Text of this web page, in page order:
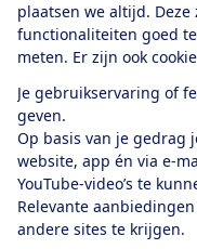
plaatsen we altijd.
functionaliteiten goed
meten. Er zijn ook
Je gebruikservaring of
geven.
Op basis van je gedrag
website, app én via e-
YouTube-video’s te
Relevante
andere sites te krijgen.
Alles
app
Algemene
Cookiebeleid